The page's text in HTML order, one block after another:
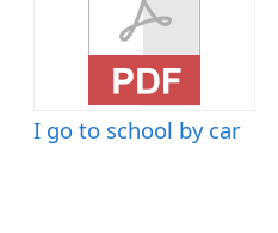
I go to school by car